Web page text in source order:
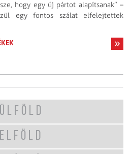
hogy egy új pártot alapítsanak” –
egy fontos szálat elfelejtettek